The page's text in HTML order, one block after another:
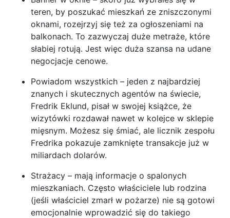
teren, by poszukać mieszkań ze zniszczonymi
oknami, rozejrzyj się też za ogłoszeniami na
balkonach. To zazwyczaj duże metraże, które
słabiej rotują. Jest więc duża szansa na udane
negocjacje cenowe.
Powiadom wszystkich – jeden z najbardziej
znanych i skutecznych agentów na świecie,
Fredrik Eklund, pisał w swojej książce, że
wizytówki rozdawał nawet w kolejce w sklepie
mięsnym. Możesz się śmiać, ale licznik zespołu
Fredrika pokazuje zamknięte transakcje już w
miliardach dolarów.
Strażacy – mają informacje o spalonych
mieszkaniach. Często właściciele lub rodzina
(jeśli właściciel zmarł w pożarze) nie są gotowi
emocjonalnie wprowadzić się do takiego